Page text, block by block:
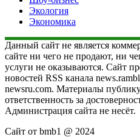
Экология
Экономика
Данный сайт не является
сайте ни чего не продают, ни
услуги не оказываются. Сайт
новостей RSS канала
newsru.com. Материалы
ответственность за
Администрация сайта не несёт.
Сайт от bmb1 @ 2024